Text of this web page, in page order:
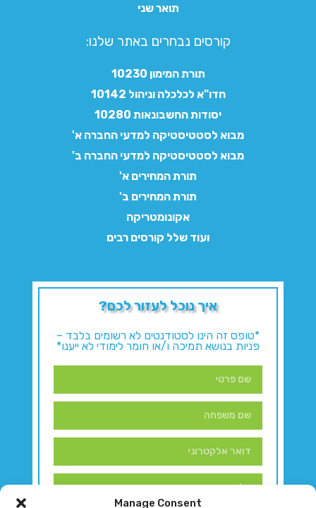
Manage Consent
תואר שני
קורסים נבחרים באתר שלנו:​
תורת המימון 10230
חדו"א לכלכלה וניהול 10142
יסודות החשבונאות 10280
מבוא לסטטיסטיקה למדעי החברה א'
מבוא לסטטיסטיקה למדעי החברה ב'
תורת המחירים א'
תורת המחירים ב'
אקונומטריקה
ועוד שלל קורסים רבים
איך נוכל לעזור לכם?
*טופס זה הינו לסטודנטים לא רשומים בלבד –
פניות בנושא תמיכה ו/או חומר לימודי לא ייענו*